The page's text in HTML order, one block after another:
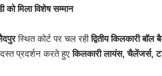
को मिला विशेष सम्मान
स्थित कोर्ट पर चल रहीद्वितीय किलकारी बॉल
प्रदर्शन करते हुएकिलकारी लायंस, चैलेंजर्स,